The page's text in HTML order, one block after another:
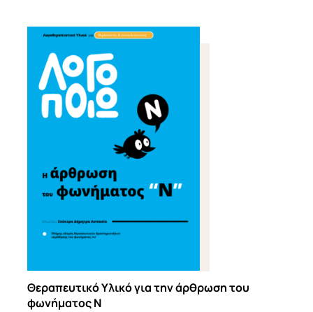
Θεραπευτικό Υλικό για την άρθρωση του
φωνήματος Ν